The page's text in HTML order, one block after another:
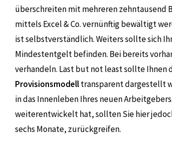
überschreiten mit mehreren zehntausend
mittels Excel & Co. vernünftig bewältigt
ist selbstverständlich. Weiters sollte sich
Mindestentgelt befinden. Bei bereits
verhandeln. Last but not least sollte Ihnen
Provisionsmodelltransparent dargestellt
in das Innenleben Ihres neuen
weiterentwickelt hat, sollten Sie hier
sechs Monate, zurückgreifen.